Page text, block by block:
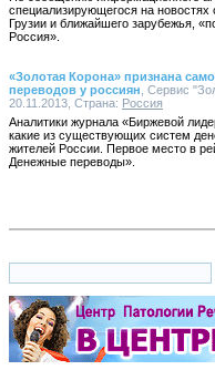
специализирующегося на
Грузии и ближайшего зарубежья,
Россия».
«Золотая Корона» признана
переводов у россиян , Сервис
20.11.2013, Страна: Россия
Аналитики журнала «Биржевой
какие из существующих систем
жителей России. Первое место в
Денежные переводы».